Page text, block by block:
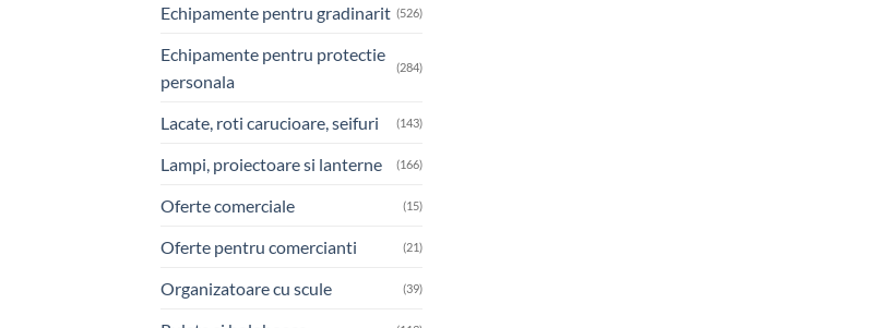
Echipamente pentru gradinarit (526)
Echipamente pentru protectie
personala
(284)
Lacate, roti carucioare, seifuri (143)
Lampi, proiectoare si lanterne (166)
Oferte comerciale (15)
Oferte pentru comercianti (21)
Organizatoare cu scule (39)